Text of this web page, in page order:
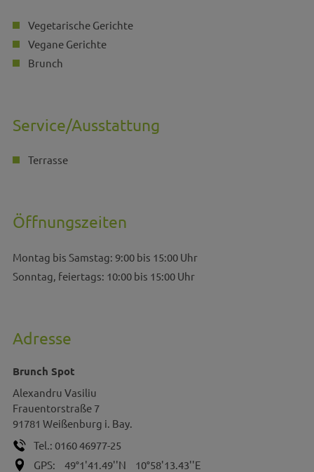
Vegetarische Gerichte
Vegane Gerichte
Brunch
Service/Ausstattung
Terrasse
Öffnungszeiten
Montag bis Samstag: 9:00 bis 15:00 Uhr
Sonntag, feiertags: 10:00 bis 15:00 Uhr
Adresse
Brunch Spot
Alexandru Vasiliu
Frauentorstraße 7
91781 Weißenburg i. Bay.
Tel.: 0160 46977-25
GPS:
49°1'41.49''N 10°58'13.43''E